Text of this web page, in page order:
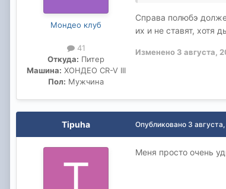
Мондео клуб
41
Откуда: Питер
Машина: ХОНДЕО CR-V III
Пол: Мужчина
Справа полюбэ
их и не ставят, хотя
Изменено 3 августа,
Tipuha Опубликовано 3
Меня просто очень